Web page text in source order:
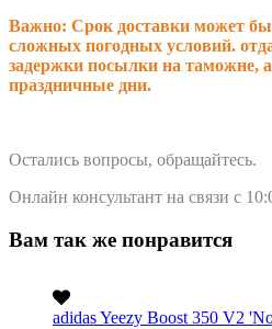
Важно: Срок доставки может
сложных погодных условий. о
задержки посылки на таможне,
праздничные дни.
Остались вопросы, обращайтесь.
Онлайн консультант на связи с
Вам так же понравится
adidas Yeezy Boost 350 V2